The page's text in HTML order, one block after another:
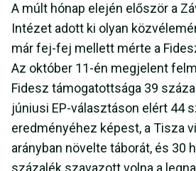
A múlt hónap elején először a
Intézet adott ki olyan
már fej-fej mellett mérte a
Az október 11-én megjelent
Fidesz támogatottsága 39
júniusi EP-választáson elért 44
eredményéhez képest, a Tisza
arányban növelte táborát, és 30
százalék szavazott volna a